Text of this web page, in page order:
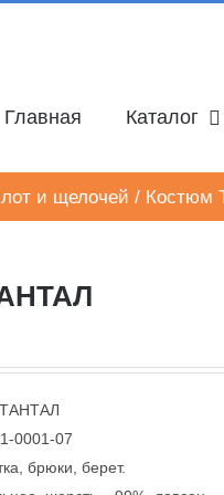
Главная Каталог
и щелочей / Костюм
0001-07
брюки, берет.